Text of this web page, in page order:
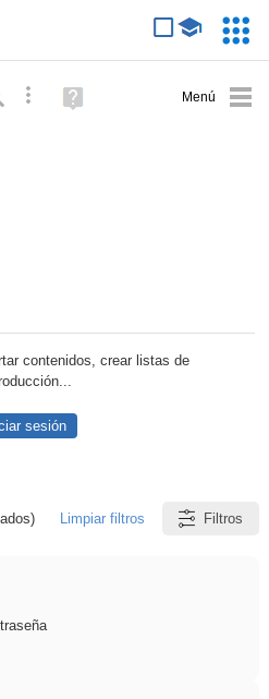
Búsqueda avanzada
Ayuda
(en
contenidos, crear listas de
sesión
Limpiar filtros Filtros